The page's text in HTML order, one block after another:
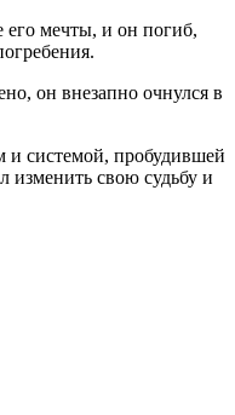
его мечты, и он погиб,
он внезапно очнулся в
системой, пробудившей
свою судьбу и